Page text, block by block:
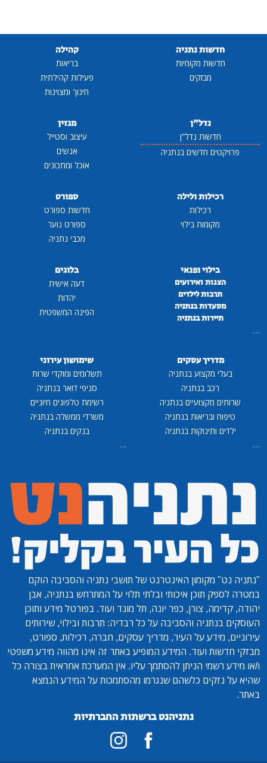
חדשות נתניה
חדשות מקומיות
מבזקים
קהילה
בריאות
פעילות קהילתית
חינוך ומצוינות
נדל"ן
חדשות נדל"ן
פרויקטים חדשים בנתניה
מגזין
עיצוב וסטייל
אנשים
אוכל ומתכונים
רכילות ולילה
רכילות
מקומות בילוי
ספורט
חדשות ספורט
ספורט נוער
מכבי נתניה
בילוי ופנאי
הצגות ואירועים
תרבות לילדים
מסעדות בנתניה
תיירות בנתניה
בלוגים
דעה אישית
יהדות
הפינה המשפטית
מדריך עסקים
בעלי מקצוע בנתניה
רכב בנתניה
שרותים מקצועיים בנתניה
טיפוח ובריאות בנתניה
ילדים ותינוקות בנתניה
שימושון עירוני
תשלומים ומוקדי שרות
סניפי דואר בנתניה
רשימת טלפונים חיוניים
משרדי ממשלה בנתניה
בנקים בנתניה
"נתניה נט" מקומון האינטרנט של תושבי נתניה והסביבה הוקם
במטרה לספק תוכן איכותי ובלתי תלוי על המתרחש בנתניה, אבן
יהודה, קדימה, צורן, כפר יונה, תל מונד ועוד. בפורטל מידע ותוכן
העוסקים בנתניה והסביבה על כל רבדיה: תרבות ובילוי, שירותים
עירוניים, מידע על העיר, מדריך עסקים, חברה, רכילות, ספורט,
מבזקי חדשות ועוד. המידע המופיע באתר זה אינו מהווה מידע משפטי
ו/או מידע רשמי הניתן להסתמך עליו. אין המערכת אחראית בצורה כל
שהיא על נזקים כלשהם שנגרמו מהסתמכות על המידע הנמצא
באתר.
נתניהנט ברשתות החברתיות